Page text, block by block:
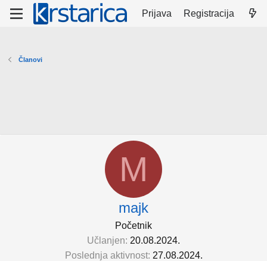
Prijava Registracija
Članovi
M
majk
Početnik
Učlanjen 20.08.2024.
Poslednja aktivnost 27.08.2024.